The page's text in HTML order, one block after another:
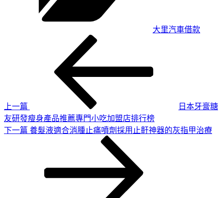
大里汽車借款
上一篇
日本牙膏糖
友研發瘦身產品推薦專門小吃加盟店排行榜
下
下一篇 養髮液適合消腫止痛噴劑採用止鼾神器的灰指甲治療